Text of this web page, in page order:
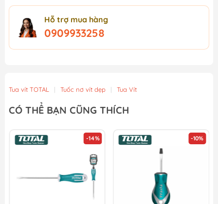
Hỗ trợ mua hàng
0909933258
Tua vít TOTAL | Tuốc nơ vít dẹp | Tua Vít
CÓ THỂ BẠN CŨNG THÍCH
-14% -10%